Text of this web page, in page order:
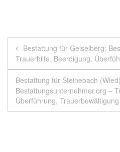
Bestattung für Geiselberg:
Trauerhilfe, Beerdigung,
Bestattung für Steinebach
Bestattungsunternehmer.org –
Überführung, Trauerbewältigung